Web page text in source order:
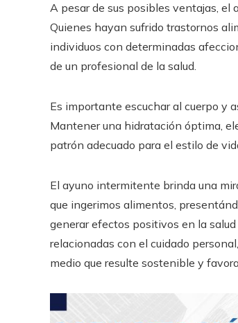
A pesar de sus posibles ventajas,
Quienes hayan sufrido trastornos
individuos con determinadas
de un profesional de la salud.
Es importante escuchar al cuerpo y
Mantener una hidratación óptima,
patrón adecuado para el estilo de
El ayuno intermitente brinda una
que ingerimos alimentos,
generar efectos positivos en la
relacionadas con el cuidado
medio que resulte sostenible y